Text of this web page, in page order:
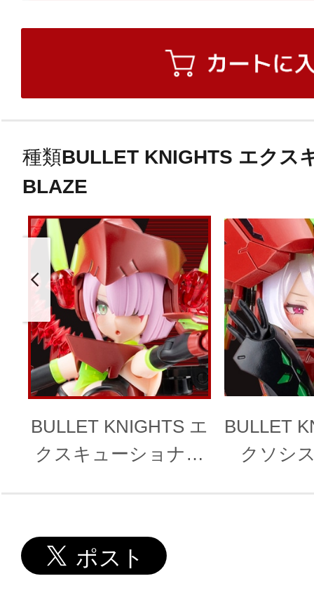
種類BULLET KNIGHTS エクス
BLAZE
BULLET KNIGHTS エ
クスキューショナー
BULLET
クソシ